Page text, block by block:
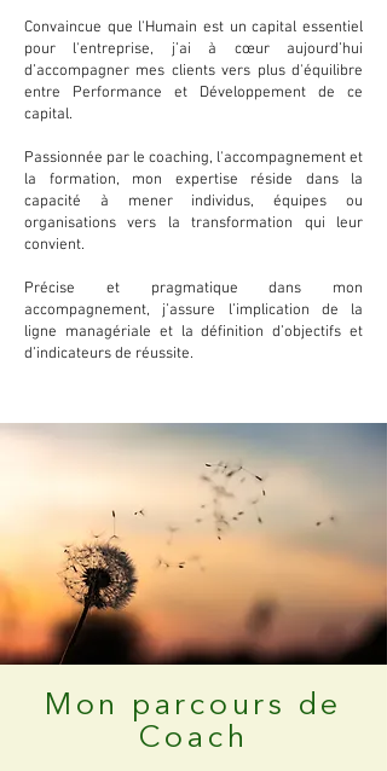
Convaincue que l'Humain est un capital essentiel
pour l'entreprise, j’ai à cœur aujourd’hui
d’accompagner mes clients vers plus d'équilibre
entre Performance et Développement de ce
capital.
Passionnée par le coaching, l'accompagnement et
la formation, mon expertise réside dans la
capacité à mener individus, équipes ou
organisations vers la transformation qui leur
convient.
Précise et pragmatique dans mon
accompagnement, j’assure l’implication de la
ligne managériale et la définition d’objectifs et
d’indicateurs de réussite.
Mon parcours de
Coach